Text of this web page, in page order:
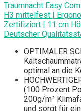
Traumnacht Easy
H3 mittelfest |
Zertifiziert | 11 cm
Deutscher
OPTIMALER
optimal an die
(100 Prozent
200g/m²
und sorgt für